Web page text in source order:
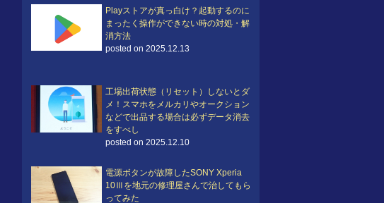
Playストアが真っ白け？起動するのに
まったく操作ができない時の対処・解
消方法
posted on 2025.12.13
工場出荷状態（リセット）しないとダ
メ！スマホをメルカリやオークション
などで出品する場合は必ずデータ消去
をすべし
posted on 2025.12.10
電源ボタンが故障したSONY Xperia
10Ⅲを地元の修理屋さんで治してもら
ってみた